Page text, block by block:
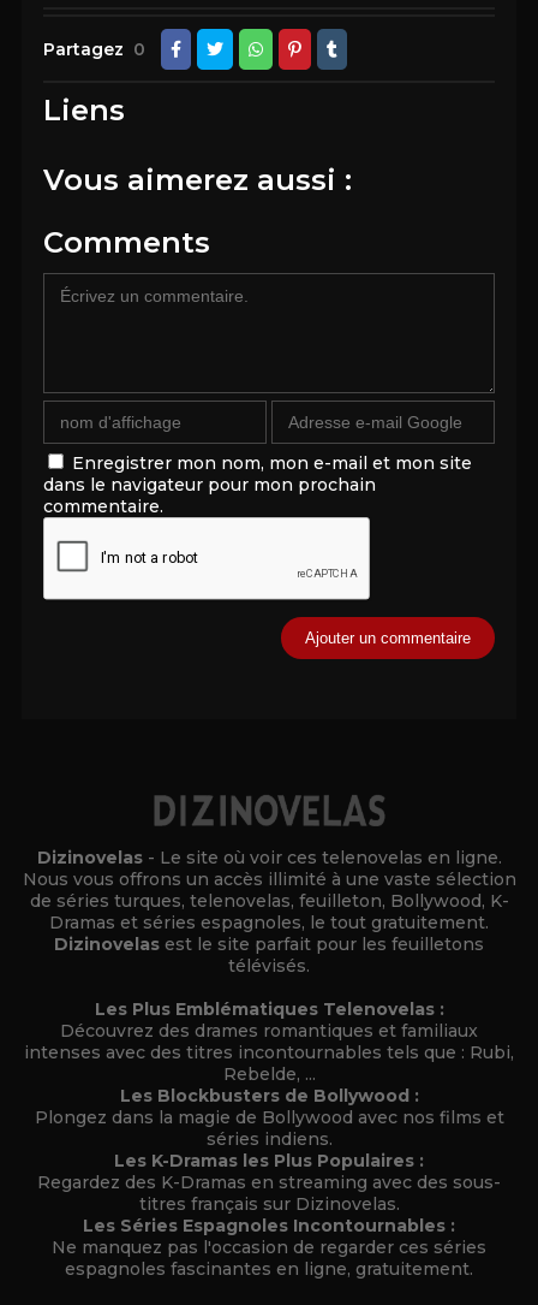
Partagez 0
Liens
Vous aimerez aussi :
Comments
Enregistrer mon nom, mon e-mail et mon site
dans le navigateur pour mon prochain
commentaire.
Dizinovelas - Le site où voir ces telenovelas en ligne.
Nous vous offrons un accès illimité à une vaste sélection
de séries turques, telenovelas, feuilleton, Bollywood, K-
Dramas et séries espagnoles, le tout gratuitement.
Dizinovelas est le site parfait pour les feuilletons
télévisés.
Les Plus Emblématiques Telenovelas :
Découvrez des drames romantiques et familiaux
intenses avec des titres incontournables tels que : Rubi,
Rebelde, ...
Les Blockbusters de Bollywood :
Plongez dans la magie de Bollywood avec nos films et
séries indiens.
Les K-Dramas les Plus Populaires :
Regardez des K-Dramas en streaming avec des sous-
titres français sur Dizinovelas.
Les Séries Espagnoles Incontournables :
Ne manquez pas l'occasion de regarder ces séries
espagnoles fascinantes en ligne, gratuitement.